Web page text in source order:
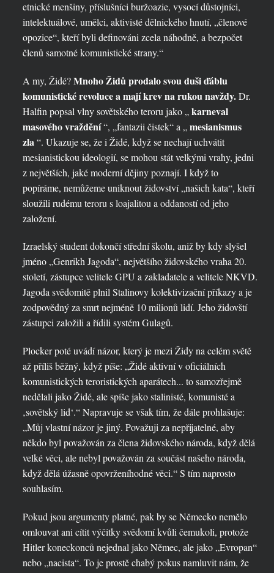
etnické menšiny, příslušníci buržoazie, vysocí důstojníci,
intelektuálové, umělci, aktivisté dělnického hnutí, „členové
opozice“, kteří byli definováni zcela náhodně, a bezpočet
členů samotné komunistické strany.“
A my, Židé?Mnoho Židů prodalo svou duši ďáblu
komunistické revoluce a mají krev na rukou navždy.Dr.
Halfin popsal vlny sovětského teroru jako „ karneval
masového vraždění“, „fantazii čistek“ a „ mesianismus
zla “. Ukazuje se, že i Židé, když se nechají uchvátit
mesianistickou ideologií, se mohou stát velkými vrahy, jedni
z největších, jaké moderní dějiny poznají. I když to
popíráme, nemůžeme uniknout židovství „našich kata“, kteří
sloužili rudému teroru s loajalitou a oddaností od jeho
založení.
Izraelský student dokončí střední školu, aniž by kdy slyšel
jméno „Genrikh Jagoda“, největšího židovského vraha 20.
století, zástupce velitele GPU a zakladatele a velitele NKVD.
Jagoda svědomitě plnil Stalinovy ​​kolektivizační příkazy a je
zodpovědný za smrt nejméně 10 milionů lidí. Jeho židovští
zástupci založili a řídili systém Gulagů.
Plocker poté uvádí názor, který je mezi Židy na celém světě
až příliš běžný, když píše: „Židé aktivní v oficiálních
komunistických teroristických aparátech... to samozřejmě
nedělali jako Židé, ale spíše jako stalinisté, komunisté a
‚sovětský lid‘.“ Napravuje se však tím, že dále prohlašuje:
„Můj vlastní názor je jiný. Považuji za nepřijatelné, aby
někdo byl považován za člena židovského národa, když dělá
velké věci, ale nebyl považován za součást našeho národa,
když dělá úžasně opovrženíhodné věci.“ S tím naprosto
souhlasím.
Pokud jsou argumenty platné, pak by se Německo nemělo
omlouvat ani cítit výčitky svědomí kvůli čemukoli, protože
Hitler koneckonců nejednal jako Němec, ale jako „Evropan“
nebo „nacista“. To je prostě chabý pokus namluvit nám, že